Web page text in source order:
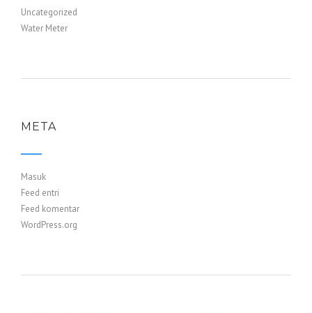
Uncategorized
Water Meter
META
Masuk
Feed entri
Feed komentar
WordPress.org